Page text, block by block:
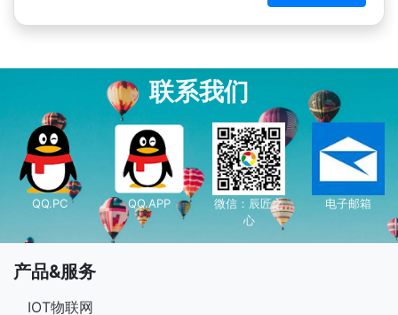
联系我们
QQ.PC QQ.APP
微信：辰匠之
心
电子邮箱
产品&服务
IOT物联网